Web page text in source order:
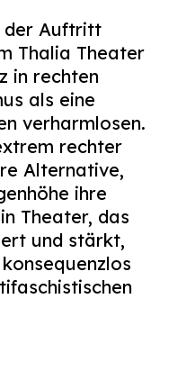
der Auftritt
Thalia Theater
in rechten
als eine
verharmlosen.
rechter
Alternative,
ihre
Theater, das
und stärkt,